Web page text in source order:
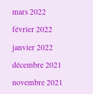
mars 2022
février 2022
janvier 2022
décembre 2021
novembre 2021